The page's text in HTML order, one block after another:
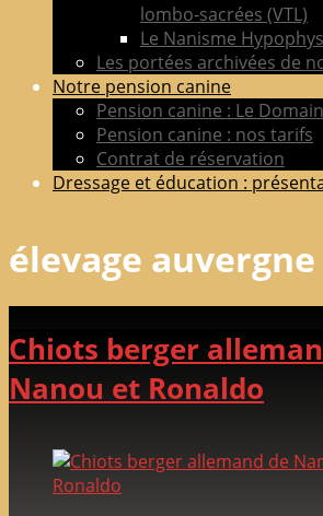
lombo-sacrées (VTL)
Le Nanisme
Les portées archivées de
Notre pension canine
Pension canine : Le
Pension canine : nos tarifs
Contrat de réservation
Dressage et éducation :
élevage auvergne
Chiots berger
Nanou et Ronaldo